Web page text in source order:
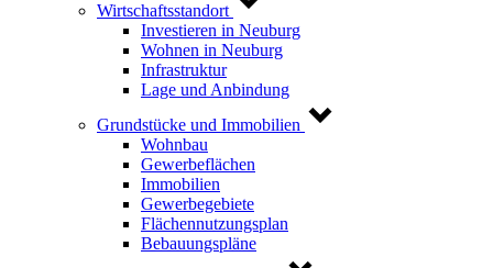
Wirtschaftsstandort
Investieren in Neuburg
Wohnen in Neuburg
Infrastruktur
Lage und Anbindung
Grundstücke und Immobilien
Wohnbau
Gewerbeflächen
Immobilien
Gewerbegebiete
Flächennutzungsplan
Bebauungspläne